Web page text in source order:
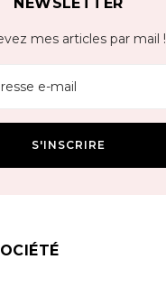
mes articles par mail !